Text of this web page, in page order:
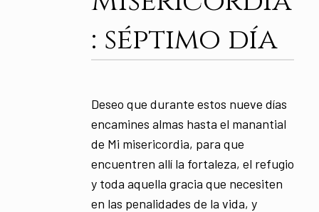
: séptimo día
Deseo que durante estos nueve días
encamines almas hasta el manantial
de Mi misericordia, para que
encuentren allí la fortaleza, el refugio
y toda aquella gracia que necesiten
en las penalidades de la vida, y